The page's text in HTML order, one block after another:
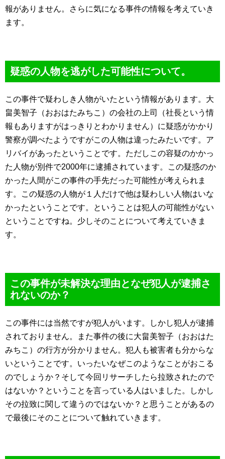
報がありません。さらに気になる事件の情報を考えていき
ます。
疑惑の人物を逃がした可能性について。
この事件で疑わしき人物がいたという情報があります。大
畠美智子（おおはたみちこ）の会社の上司（社長という情
報もありますがはっきりとわかりません）に疑惑がかかり
警察が調べたようですがこの人物は違ったみたいです。ア
リバイがあったということです。ただしこの容疑のかかっ
た人物が別件で2000年に逮捕されています。この疑惑のか
かった人間がこの事件の手先だった可能性が考えられま
す。この疑惑の人物が１人だけで他は疑わしい人物はいな
かったということです。ということは犯人の可能性がない
ということですね。少しそのことについて考えていきま
す。
この事件が未解決な理由となぜ犯人が逮捕さ
れないのか？
この事件には当然ですが犯人がいます。しかし犯人が逮捕
されておりません。また事件の後に大畠美智子（おおはた
みちこ）の行方が分かりません。犯人も被害者も分からな
いということです。いったいなぜこのようなことがおこる
のでしょうか？そして今回リサーチしたら拉致されたので
はないか？ということを言っている人はいました。しかし
その拉致に関して違うのではないか？と思うことがあるの
で最後にそのことについて触れていきます。